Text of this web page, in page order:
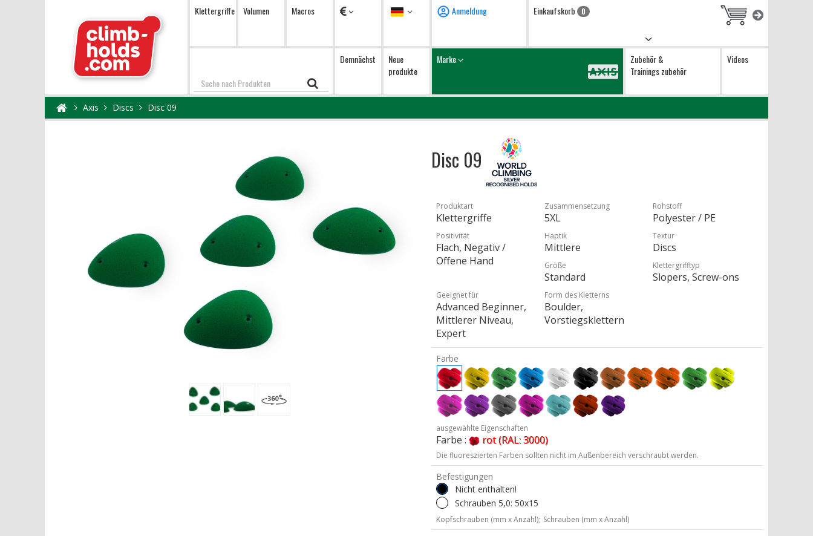
Klettergriffe Volumen Macros Währung Sprache Anmeldung Einkaufskorb 0
Suchen
Demnächst
Neue
produkte
Marke
Zubehör &
Trainings zubehör
Videos
Axis Discs Disc 09
Disc 09
Produktart
Klettergriffe
Zusammensetzung
5XL
Rohstoff
Polyester / PE
Positivität
Flach, Negativ /
Offene Hand
Haptik
Mittlere
Textur
Discs
Größe
Standard
Klettergrifftyp
Slopers, Screw-ons
Geeignet für
Advanced Beginner,
Mittlerer Niveau,
Expert
Form des Kletterns
Boulder,
Vorstiegsklettern
Farbe
ausgewählte Eigenschaften
Farbe : rot (RAL: 3000)
Die fluoreszierten Farben sollten nicht im Außenbereich verschraubt werden.
Befestigungen
Nicht enthalten!
Schrauben 5,0: 50x15
Kopfschrauben (mm x Anzahl); Schrauben (mm x Anzahl)